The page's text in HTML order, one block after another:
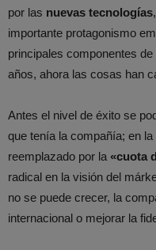
por las nuevas tecnologías
importante protagonismo
principales componentes
años, ahora las cosas han
Antes el nivel de éxito se
que tenía la compañía; en
reemplazado por la «cuota
radical en la visión del
no se puede crecer, la
internacional o mejorar la